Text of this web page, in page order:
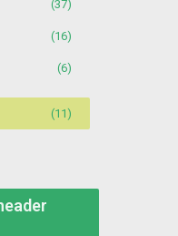
(37)
(16)
(6)
(11)